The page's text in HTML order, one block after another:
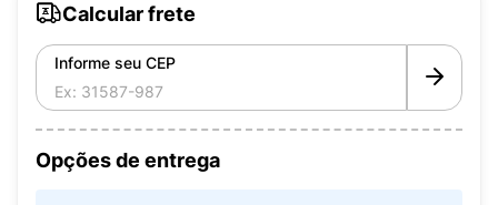
Calcular frete
Informe seu CEP
Opções de entrega